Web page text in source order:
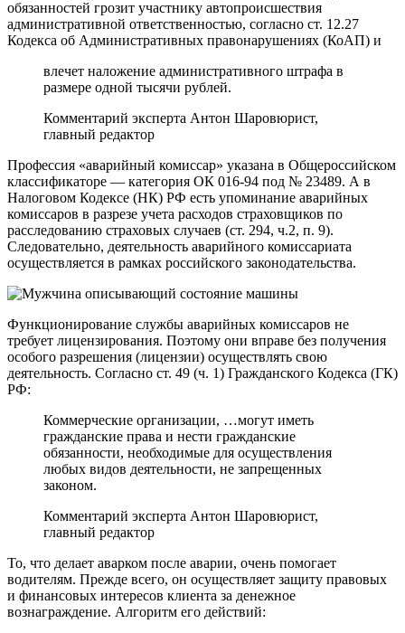
обязанностей грозит участнику автопроисшествия
административной ответственностью, согласно ст. 12.27
Кодекса об Административных правонарушениях (КоАП) и
влечет наложение административного штрафа в
размере одной тысячи рублей.
Комментарий эксперта Антон Шаровюрист,
главный редактор
Профессия «аварийный комиссар» указана в Общероссийском
классификаторе — категория ОК 016-94 под № 23489. А в
Налоговом Кодексе (НК) РФ есть упоминание аварийных
комиссаров в разрезе учета расходов страховщиков по
расследованию страховых случаев (ст. 294, ч.2, п. 9).
Следовательно, деятельность аварийного комиссариата
осуществляется в рамках российского законодательства.
Функционирование службы аварийных комиссаров не
требует лицензирования. Поэтому они вправе без получения
особого разрешения (лицензии) осуществлять свою
деятельность. Согласно ст. 49 (ч. 1) Гражданского Кодекса (ГК)
РФ:
Коммерческие организации, …могут иметь
гражданские права и нести гражданские
обязанности, необходимые для осуществления
любых видов деятельности, не запрещенных
законом.
Комментарий эксперта Антон Шаровюрист,
главный редактор
То, что делает аварком после аварии, очень помогает
водителям. Прежде всего, он осуществляет защиту правовых
и финансовых интересов клиента за денежное
вознаграждение. Алгоритм его действий: